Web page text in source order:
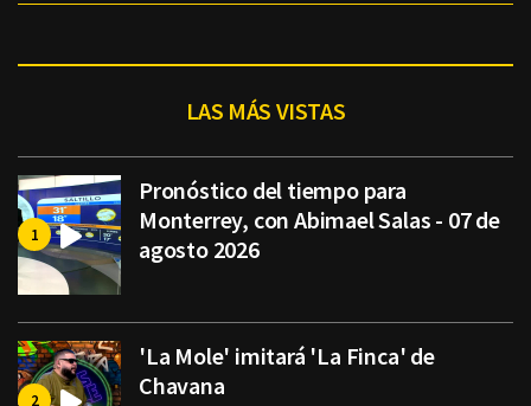
LAS MÁS VISTAS
Pronóstico del tiempo para
Monterrey, con Abimael Salas - 07 de
agosto 2026
'La Mole' imitará 'La Finca' de
Chavana